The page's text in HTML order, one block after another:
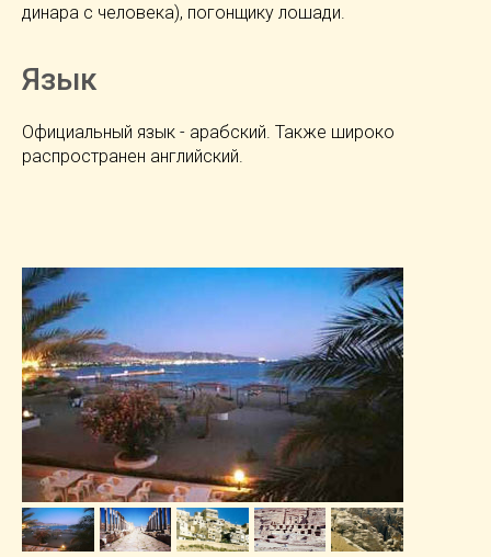
динара с человека), погонщику лошади.
Язык
Официальный язык - арабский. Также широко
распространен английский.